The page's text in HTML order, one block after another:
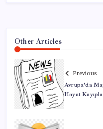
Other Articles
Previous
Avrupa’da
Hayat